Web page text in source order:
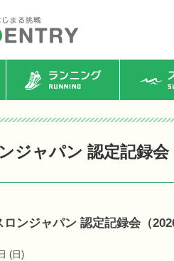
ランニング ス
ジャパン 認定記録
ロンジャパン 認定記録会（
( 日 )